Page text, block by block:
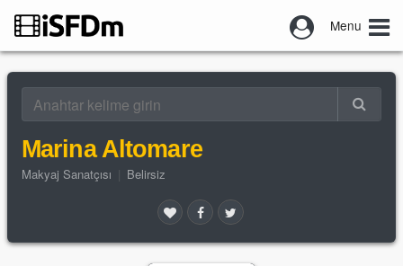
Menu
Marina Altomare
Makyaj Sanatçısı Belirsiz